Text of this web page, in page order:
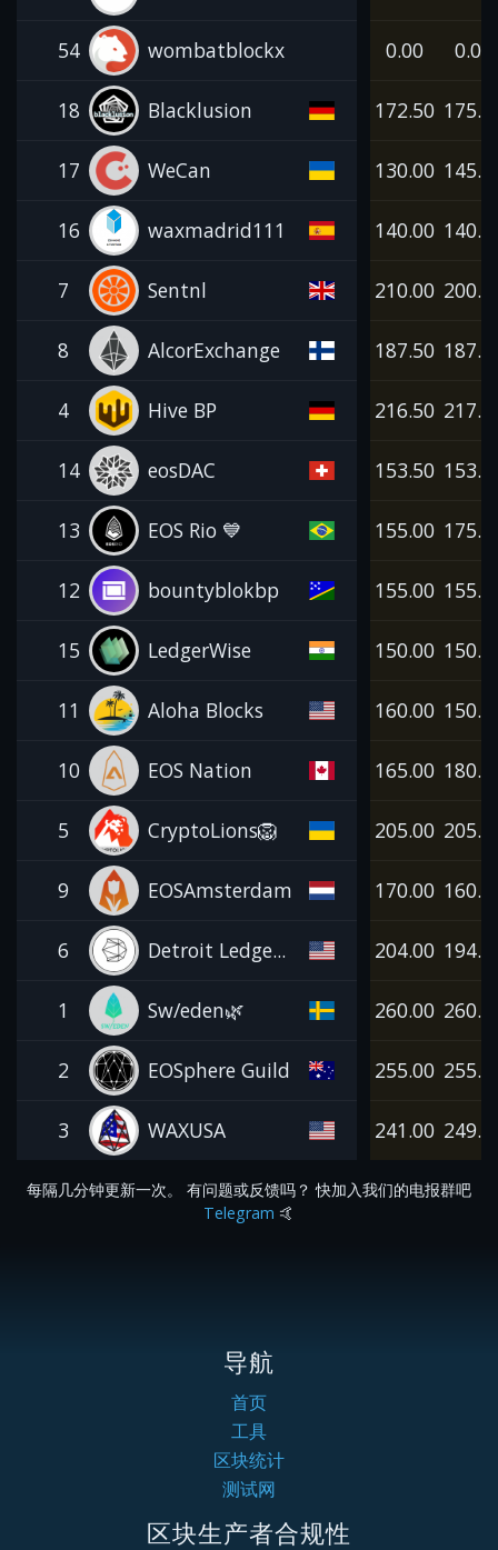
54 wombatblockx 0.00 0.00
18 Blacklusion 172.50
17 WeCan 130.00
16 waxmadrid111 140.00
7 Sentnl 210.00
8 AlcorExchange 187.50
4 Hive BP 216.50
14 eosDAC 153.50
13 EOS Rio 💙 155.00
12 bountyblokbp 155.00
15 LedgerWise 150.00
11 Aloha Blocks 160.00
10 EOS Nation 165.00
5 CryptoLions🦁 205.00
9 EOSAmsterdam 170.00
6 Detroit Ledge... 204.00
1 Sw/eden🌿 260.00
2 EOSphere Guild 255.00
3 WAXUSA 241.00
每隔几分钟更新一次。 有问题或反馈吗？ 快加入我们的电报群吧
Telegram 🤙
导航
首页
工具
区块统计
测试网
区块生产者合规性